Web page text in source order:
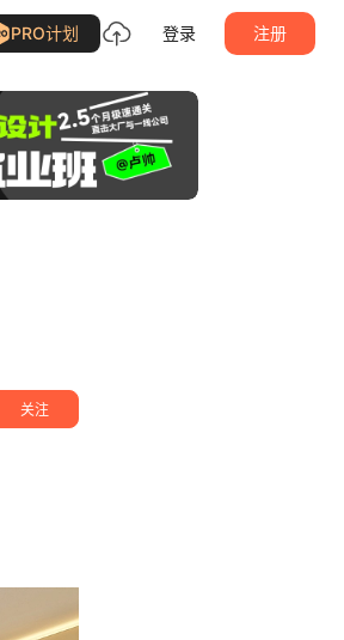
PRO计划 登录 注册
关注
地平线室内效果图 关注